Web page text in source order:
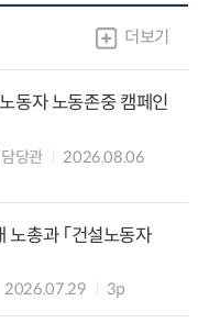
더보기
동자 노동존중 캠페인
당관
2026.08.06
총과 「건설노동자
2026.07.29 3p